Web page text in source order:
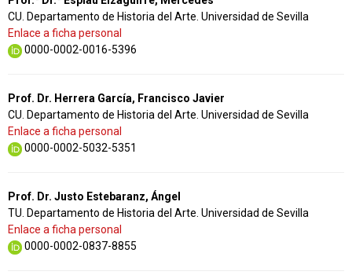
CU. Departamento de Historia del Arte. Universidad de Sevilla
Enlace a ficha personal
0000-0002-0016-5396
Prof. Dr. Herrera García, Francisco Javier
CU. Departamento de Historia del Arte. Universidad de Sevilla
Enlace a ficha personal
0000-0002-5032-5351
Prof. Dr. Justo Estebaranz, Ángel
TU. Departamento de Historia del Arte. Universidad de Sevilla
Enlace a ficha personal
0000-0002-0837-8855